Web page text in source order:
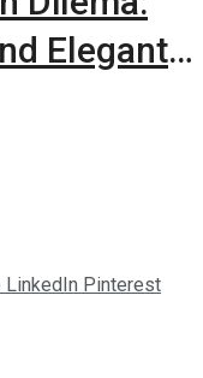
Elegant
LinkedIn Pinterest